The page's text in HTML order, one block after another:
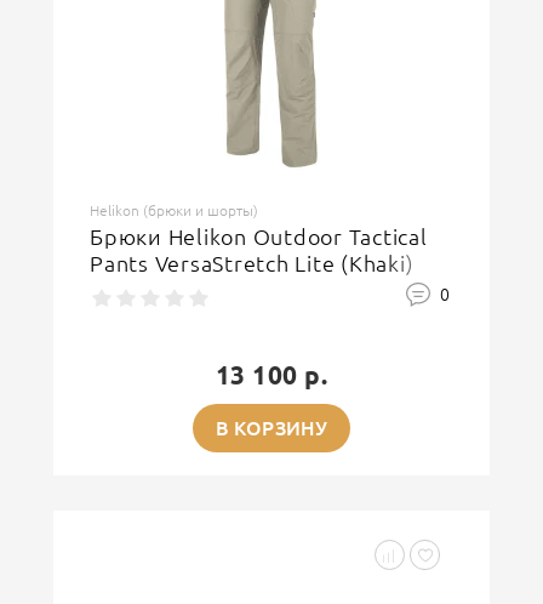
Helikon (брюки и шорты)
Брюки Helikon Outdoor Tactical
Pants VersaStretch Lite (Khaki)
0
13 100 р.
В КОРЗИНУ